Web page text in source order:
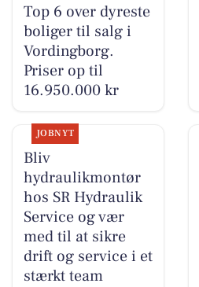
Top 6 over dyreste
boliger til salg i
Vordingborg.
Priser op til
16.950.000 kr
JOBNYT
Bliv
hydraulikmontør
hos SR Hydraulik
Service og vær
med til at sikre
drift og service i et
stærkt team